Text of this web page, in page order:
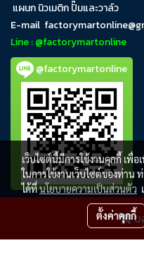
ข
แผนก นิวเมติก ปั๊มและวาล์ว
E-mail
Line : @factorymartonline
@factorymartonline
เว็บไซต์นี้มีการใช้งานคุกกี้ เ
ในการใช้งานเว็บไซต์ของท่าน
ได้ที่นโยบายความเป็นส่วนตัว
ตั้งค่าคุกกี้